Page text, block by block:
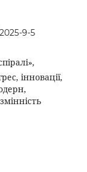
9-5
інновації,